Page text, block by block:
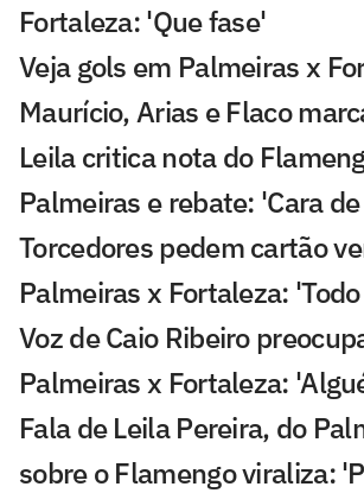
Fortaleza: 'Que fase'
Veja gols em Palmeiras x
Maurício, Arias e Flaco
Leila critica nota do
Palmeiras e rebate: 'Cara
Torcedores pedem cartão
Palmeiras x Fortaleza:
Voz de Caio Ribeiro
Palmeiras x Fortaleza:
Fala de Leila Pereira, do
sobre o Flamengo viraliza: